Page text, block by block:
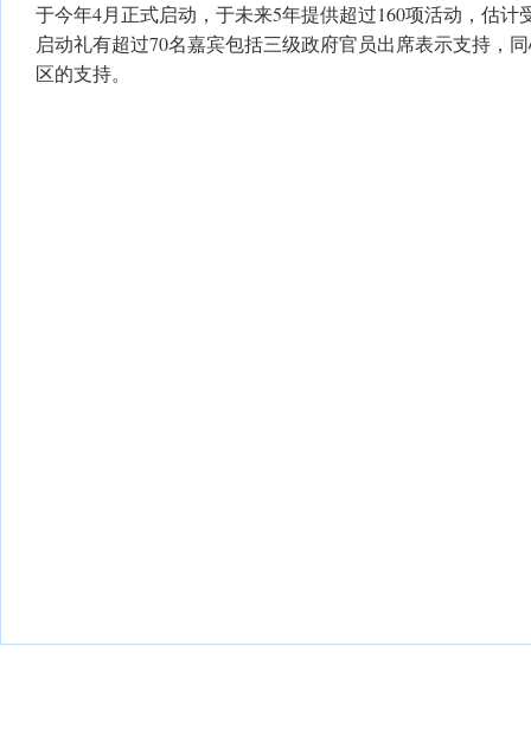
于今年4月正式启动，于未来5年提供超过160项活动，估计
启动礼有超过70名嘉宾包括三级政府官员出席表示支持，
区的支持。